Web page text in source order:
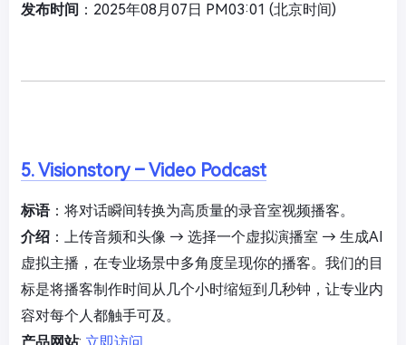
发布时间 ：2025年08月07日 PM03:01 (北京时间)
5. Visionstory – Video Podcast
标语：将对话瞬间转换为高质量的录音室视频播客。
介绍 ：上传音频和头像 → 选择一个虚拟演播室 → 生成AI
虚拟主播，在专业场景中多角度呈现你的播客。我们的目
标是将播客制作时间从几个小时缩短到几秒钟，让专业内
容对每个人都触手可及。